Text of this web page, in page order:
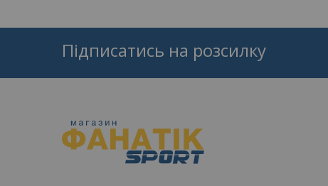
Підписатись на розсилку